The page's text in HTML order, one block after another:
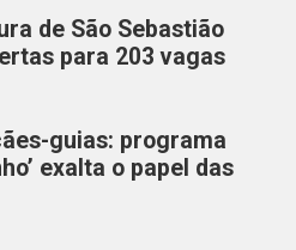
de São Sebastião
para 203 vagas
guias: programa
exalta o papel das